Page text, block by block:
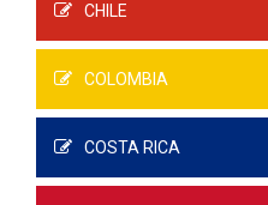
CHILE
COLOMBIA
COSTA RICA